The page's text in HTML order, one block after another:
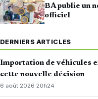
BA publie un
officiel
DERNIERS ARTICLES
Importation de véhicules
cette nouvelle décision
6 août 2026·20h24